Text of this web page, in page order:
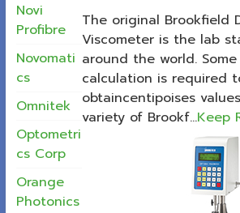
The original Brookfield
Viscometer is the lab
around the world.
calculation is required
obtaincentipoises
variety of Brookf...Keep
Novi
Profibre
Novomati
cs
Omnitek
Optometri
cs Corp
Orange
Photonics